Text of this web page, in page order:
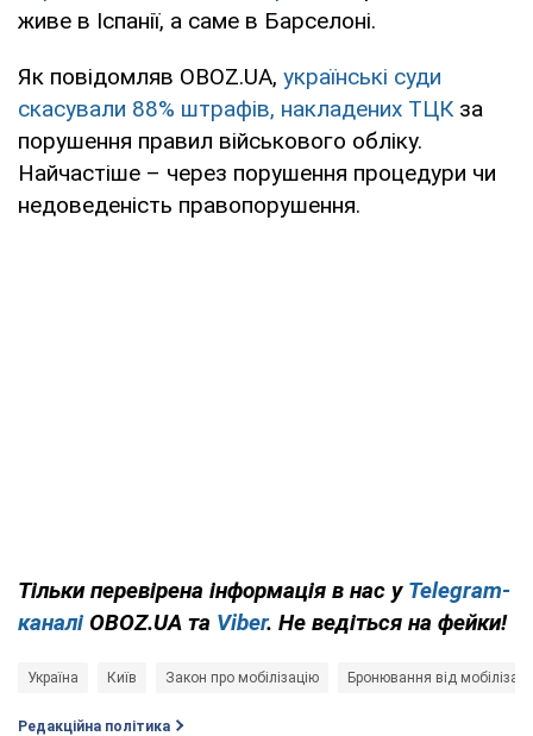
живе в Іспанії, а саме в Барселоні.
Як повідомляв OBOZ.UA, українські суди
скасували 88% штрафів, накладених ТЦКза
порушення правил військового обліку.
Найчастіше – через порушення процедури чи
недоведеність правопорушення.
Тільки перевірена інформація в нас у Telegram-
каналі OBOZ.UA та Viber. Не ведіться на фейки!
Україна Київ Закон про мобілізацію Бронювання від мобілізації
Редакційна політика